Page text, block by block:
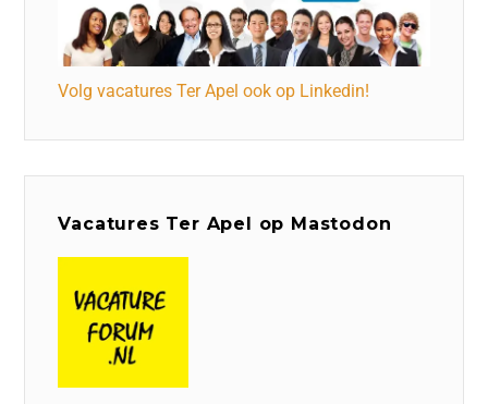
Volg vacatures Ter Apel ook op Linkedin!
Vacatures Ter Apel op Mastodon